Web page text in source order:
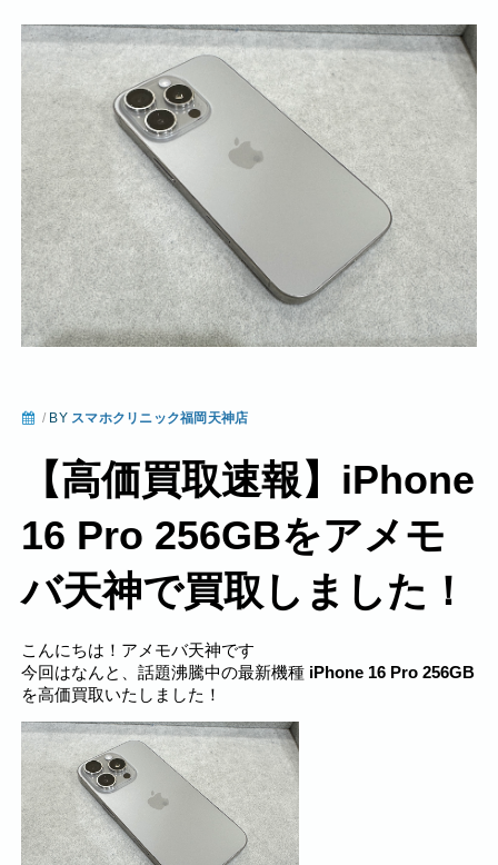
/ BY スマホクリニック福岡天神店
【高価買取速報】iPhone
16 Pro 256GBをアメモ
バ天神で買取しました！
こんにちは！アメモバ天神です
今回はなんと、話題沸騰中の最新機種 iPhone 16 Pro 256GB
を高価買取いたしました！